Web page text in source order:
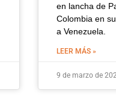
en lancha de
Colombia en
a Venezuela.
LEER MÁS »
9 de marzo de